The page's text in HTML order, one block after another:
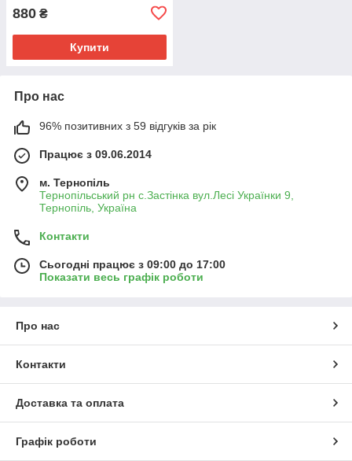
880 ₴
Купити
Про нас
96% позитивних з 59 відгуків за рік
Працює з 09.06.2014
м. Тернопіль
Тернопільський рн с.Застінка вул.Лесі Українки 9,
Тернопіль, Україна
Контакти
Сьогодні працює з 09:00 до 17:00
Показати весь графік роботи
Про нас
Контакти
Доставка та оплата
Графік роботи